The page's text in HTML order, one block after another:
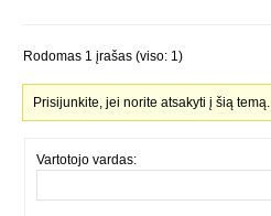
Rodomas 1 įrašas (viso: 1)
Prisijunkite, jei norite atsakyti į šią temą.
Vartotojo vardas: